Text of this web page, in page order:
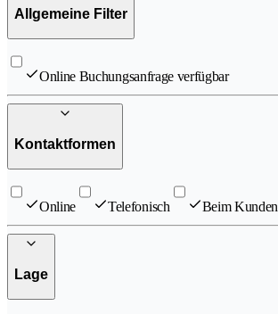
Allgemeine Filter
Online Buchungsanfrage verfügbar
Kontaktformen
Online Telefonisch Beim Kunden
Lage